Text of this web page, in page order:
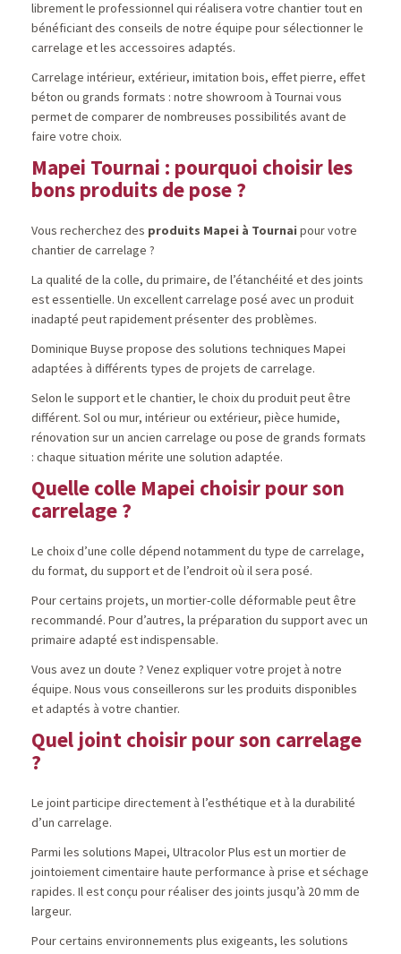
librement le professionnel qui réalisera votre chantier tout en
bénéficiant des conseils de notre équipe pour sélectionner le
carrelage et les accessoires adaptés.
Carrelage intérieur, extérieur, imitation bois, effet pierre, effet
béton ou grands formats : notre showroom à Tournai vous
permet de comparer de nombreuses possibilités avant de
faire votre choix.
Mapei Tournai : pourquoi choisir les
bons produits de pose ?
Vous recherchez des produits Mapei à Tournai pour votre
chantier de carrelage ?
La qualité de la colle, du primaire, de l’étanchéité et des joints
est essentielle. Un excellent carrelage posé avec un produit
inadapté peut rapidement présenter des problèmes.
Dominique Buyse propose des solutions techniques Mapei
adaptées à différents types de projets de carrelage.
Selon le support et le chantier, le choix du produit peut être
différent. Sol ou mur, intérieur ou extérieur, pièce humide,
rénovation sur un ancien carrelage ou pose de grands formats
: chaque situation mérite une solution adaptée.
Quelle colle Mapei choisir pour son
carrelage ?
Le choix d’une colle dépend notamment du type de carrelage,
du format, du support et de l’endroit où il sera posé.
Pour certains projets, un mortier-colle déformable peut être
recommandé. Pour d’autres, la préparation du support avec un
primaire adapté est indispensable.
Vous avez un doute ? Venez expliquer votre projet à notre
équipe. Nous vous conseillerons sur les produits disponibles
et adaptés à votre chantier.
Quel joint choisir pour son carrelage
?
Le joint participe directement à l’esthétique et à la durabilité
d’un carrelage.
Parmi les solutions Mapei, Ultracolor Plus est un mortier de
jointoiement cimentaire haute performance à prise et séchage
rapides. Il est conçu pour réaliser des joints jusqu’à 20 mm de
largeur.
Pour certains environnements plus exigeants, les solutions